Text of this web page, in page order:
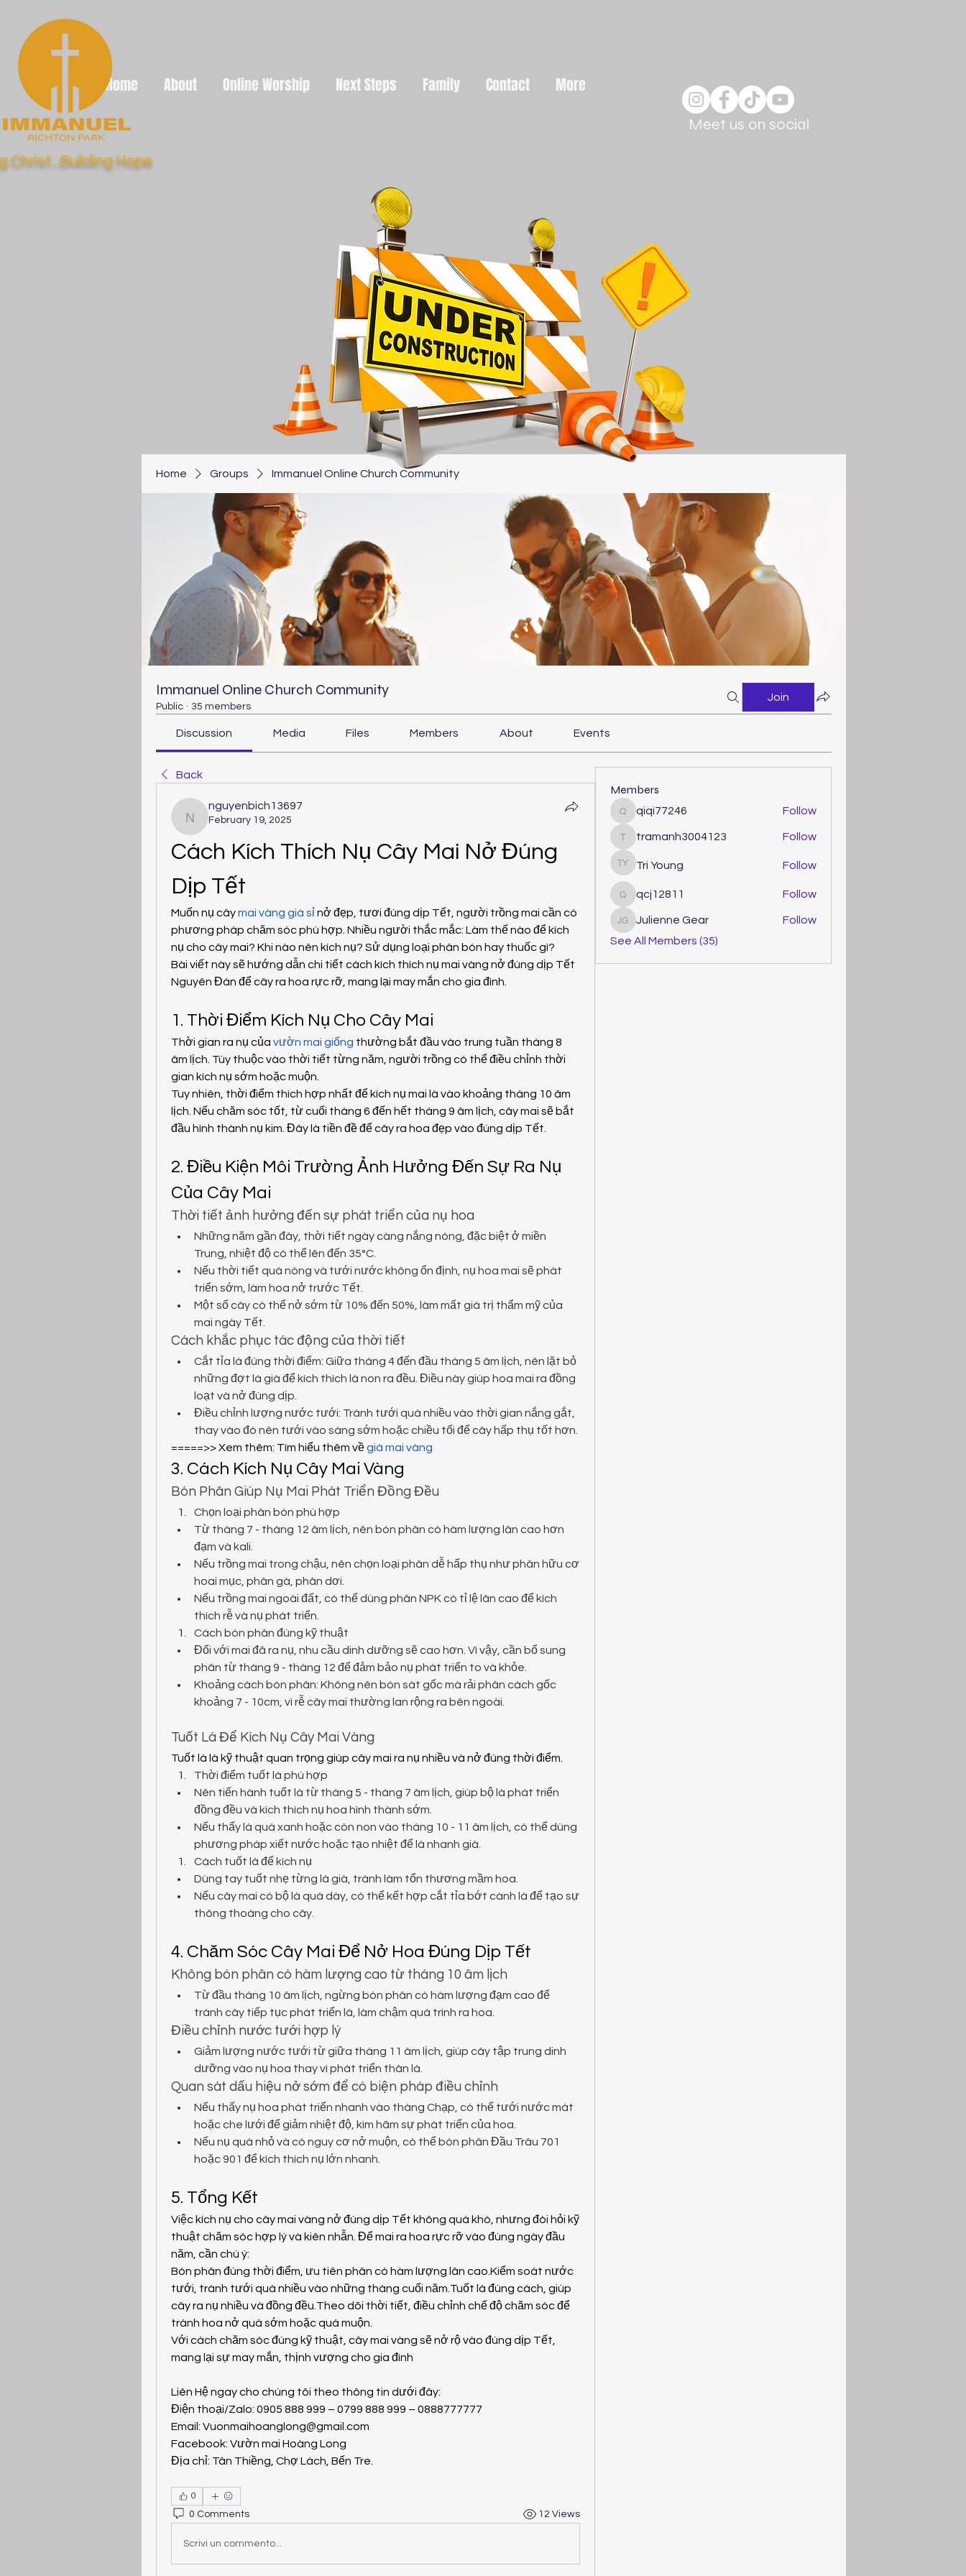
Christ...Building Hope
Home About Online Worship Next Steps Family Contact More
Meet us on social
Home Groups Immanuel Online Church Community
Immanuel Online Church Community
Public · 35 members
Join
Discussion Media Files Members About Events
Back
nguyenbich13697
nguyenbich13697
February 19, 2025
Cách Kích Thích Nụ Cây Mai Nở Đúng
Dịp Tết
Muốn nụ cây mai vàng giá sỉ nở đẹp, tươi đúng dịp Tết, người trồng mai cần có
phương pháp chăm sóc phù hợp. Nhiều người thắc mắc: Làm thế nào để kích
nụ cho cây mai? Khi nào nên kích nụ? Sử dụng loại phân bón hay thuốc gì?
Bài viết này sẽ hướng dẫn chi tiết cách kích thích nụ mai vàng nở đúng dịp Tết
Nguyên Đán để cây ra hoa rực rỡ, mang lại may mắn cho gia đình.
1. Thời Điểm Kích Nụ Cho Cây Mai
Thời gian ra nụ của vườn mai giống thường bắt đầu vào trung tuần tháng 8
âm lịch. Tùy thuộc vào thời tiết từng năm, người trồng có thể điều chỉnh thời
gian kích nụ sớm hoặc muộn.
Tuy nhiên, thời điểm thích hợp nhất để kích nụ mai là vào khoảng tháng 10 âm
lịch. Nếu chăm sóc tốt, từ cuối tháng 6 đến hết tháng 9 âm lịch, cây mai sẽ bắt
đầu hình thành nụ kim. Đây là tiền đề để cây ra hoa đẹp vào đúng dịp Tết.
2. Điều Kiện Môi Trường Ảnh Hưởng Đến Sự Ra Nụ
Của Cây Mai
Thời tiết ảnh hưởng đến sự phát triển của nụ hoa
Những năm gần đây, thời tiết ngày càng nắng nóng, đặc biệt ở miền
Trung, nhiệt độ có thể lên đến 35°C.
Nếu thời tiết quá nóng và tưới nước không ổn định, nụ hoa mai sẽ phát
triển sớm, làm hoa nở trước Tết.
Một số cây có thể nở sớm từ 10% đến 50%, làm mất giá trị thẩm mỹ của
mai ngày Tết.
Cách khắc phục tác động của thời tiết
Cắt tỉa lá đúng thời điểm: Giữa tháng 4 đến đầu tháng 5 âm lịch, nên lặt bỏ
những đợt lá già để kích thích lá non ra đều. Điều này giúp hoa mai ra đồng
loạt và nở đúng dịp.
Điều chỉnh lượng nước tưới: Tránh tưới quá nhiều vào thời gian nắng gắt,
thay vào đó nên tưới vào sáng sớm hoặc chiều tối để cây hấp thụ tốt hơn.
=====>> Xem thêm: Tìm hiểu thêm về giá mai vàng
3. Cách Kích Nụ Cây Mai Vàng
Bón Phân Giúp Nụ Mai Phát Triển Đồng Đều
Chọn loại phân bón phù hợp
Từ tháng 7 - tháng 12 âm lịch, nên bón phân có hàm lượng lân cao hơn
đạm và kali.
Nếu trồng mai trong chậu, nên chọn loại phân dễ hấp thụ như phân hữu cơ
hoai mục, phân gà, phân dơi.
Nếu trồng mai ngoài đất, có thể dùng phân NPK có tỉ lệ lân cao để kích
thích rễ và nụ phát triển.
Cách bón phân đúng kỹ thuật
Đối với mai đã ra nụ, nhu cầu dinh dưỡng sẽ cao hơn. Vì vậy, cần bổ sung
phân từ tháng 9 - tháng 12 để đảm bảo nụ phát triển to và khỏe.
Khoảng cách bón phân: Không nên bón sát gốc mà rải phân cách gốc
khoảng 7 - 10cm, vì rễ cây mai thường lan rộng ra bên ngoài.
Tuốt Lá Để Kích Nụ Cây Mai Vàng
Tuốt lá là kỹ thuật quan trọng giúp cây mai ra nụ nhiều và nở đúng thời điểm.
Thời điểm tuốt lá phù hợp
Nên tiến hành tuốt lá từ tháng 5 - tháng 7 âm lịch, giúp bộ lá phát triển
đồng đều và kích thích nụ hoa hình thành sớm.
Nếu thấy lá quá xanh hoặc còn non vào tháng 10 - 11 âm lịch, có thể dùng
phương pháp xiết nước hoặc tạo nhiệt để lá nhanh già.
Cách tuốt lá để kích nụ
Dùng tay tuốt nhẹ từng lá già, tránh làm tổn thương mầm hoa.
Nếu cây mai có bộ lá quá dày, có thể kết hợp cắt tỉa bớt cành lá để tạo sự
thông thoáng cho cây.
4. Chăm Sóc Cây Mai Để Nở Hoa Đúng Dịp Tết
Không bón phân có hàm lượng cao từ tháng 10 âm lịch
Từ đầu tháng 10 âm lịch, ngừng bón phân có hàm lượng đạm cao để
tránh cây tiếp tục phát triển lá, làm chậm quá trình ra hoa.
Điều chỉnh nước tưới hợp lý
Giảm lượng nước tưới từ giữa tháng 11 âm lịch, giúp cây tập trung dinh
dưỡng vào nụ hoa thay vì phát triển thân lá.
Quan sát dấu hiệu nở sớm để có biện pháp điều chỉnh
Nếu thấy nụ hoa phát triển nhanh vào tháng Chạp, có thể tưới nước mát
hoặc che lưới để giảm nhiệt độ, kìm hãm sự phát triển của hoa.
Nếu nụ quá nhỏ và có nguy cơ nở muộn, có thể bón phân Đầu Trâu 701
hoặc 901 để kích thích nụ lớn nhanh.
5. Tổng Kết
Việc kích nụ cho cây mai vàng nở đúng dịp Tết không quá khó, nhưng đòi hỏi kỹ
thuật chăm sóc hợp lý và kiên nhẫn. Để mai ra hoa rực rỡ vào đúng ngày đầu
năm, cần chú ý:
Bón phân đúng thời điểm, ưu tiên phân có hàm lượng lân cao.Kiểm soát nước
tưới, tránh tưới quá nhiều vào những tháng cuối năm.Tuốt lá đúng cách, giúp
cây ra nụ nhiều và đồng đều.Theo dõi thời tiết, điều chỉnh chế độ chăm sóc để
tránh hoa nở quá sớm hoặc quá muộn.
Với cách chăm sóc đúng kỹ thuật, cây mai vàng sẽ nở rộ vào đúng dịp Tết,
mang lại sự may mắn, thịnh vượng cho gia đình
Liên Hệ ngay cho chúng tôi theo thông tin dưới đây:
Điện thoại/Zalo: 0905 888 999 – 0799 888 999 – 0888777777
Email: Vuonmaihoanglong@gmail.com
Facebook: Vườn mai Hoàng Long
Địa chỉ: Tân Thiềng, Chợ Lách, Bến Tre.
0
0 Comments 12 Views
Scrivi un commento...
Members
qiqi77246
qiqi77246 Follow
tramanh3004123
tramanh3004123 Follow
Tri Young
Tri Young Follow
qcj12811
qcj12811 Follow
Julienne Gear
Julienne Gear
Follow
See All Members (35)